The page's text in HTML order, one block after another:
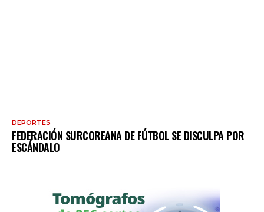
DEPORTES
FEDERACIÓN SURCOREANA DE FÚTBOL SE DISCULPA POR
ESCÁNDALO